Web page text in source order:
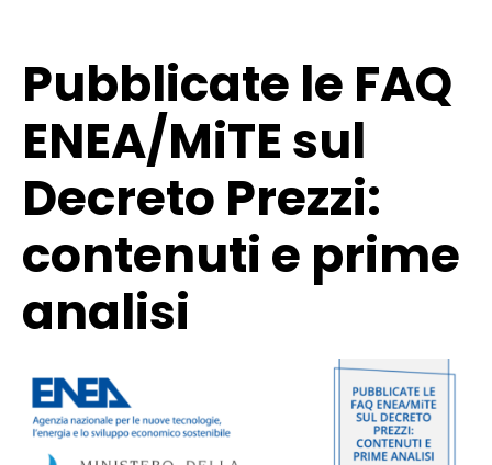
Pubblicate le FAQ
ENEA/MiTE sul
Decreto Prezzi:
contenuti e prime
analisi